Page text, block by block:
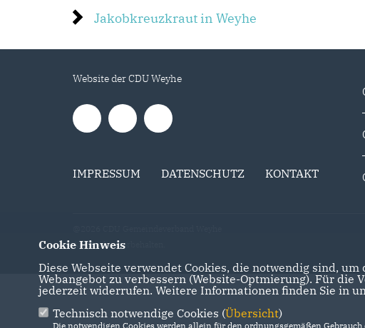
Jakobkreuzkraut in Weyhe
Website der CDU Weyhe
IMPRESSUM DATENSCHUTZ KONTAKT
Alle Rechte vorbehalten.
Cookie Hinweis
Diese Webseite verwendet Cookies, die notwendig sind,
Webangebot zu verbessern (Website-Optmierung). Für
jederzeit widerrufen. Weitere Informationen finden Sie in
Technisch notwendige Cookies (Übersicht)
Die notwendigen Cookies werden allein für den ordnungsgemäßen Gebrauch